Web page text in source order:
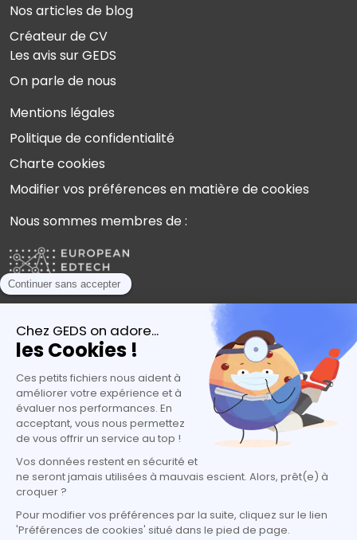
Nos articles de blog
Créateur de CV
Les avis sur GEDS
On parle de nous
Mentions légales
Politique de confidentialité
Charte cookies
Modifier vos préférences en matière de cookies
Nous sommes membres de :
Plébiscités par les experts de l’orientation